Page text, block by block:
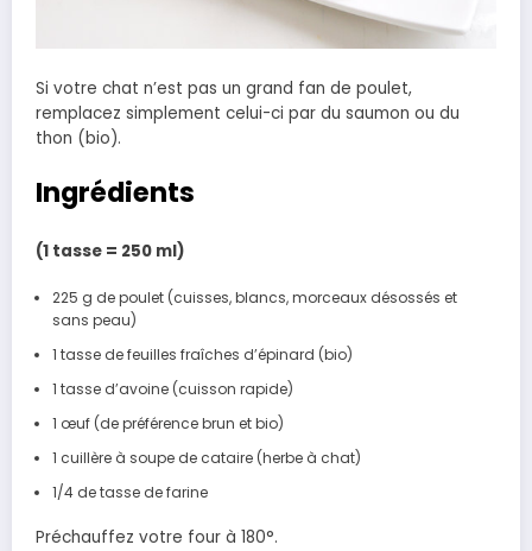
Si votre chat n’est pas un grand fan de poulet,
remplacez simplement celui-ci par du saumon ou du
thon (bio).
Ingrédients
(1 tasse = 250 ml)
225 g de poulet (cuisses, blancs, morceaux désossés et
sans peau)
1 tasse de feuilles fraîches d’épinard (bio)
1 tasse d’avoine (cuisson rapide)
1 œuf (de préférence brun et bio)
1 cuillère à soupe de cataire (herbe à chat)
1/4 de tasse de farine
Préchauffez votre four à 180°.